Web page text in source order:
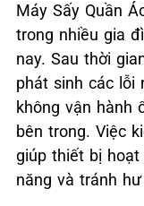
Máy Sấy Quần
trong nhiều gia
nay. Sau thời
phát sinh các lỗi
không vận hành
bên trong. Việc
giúp thiết bị
năng và tránh